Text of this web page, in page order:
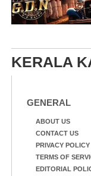
KERALA
GENERAL
ABOUT US
CONTACT US
PRIVACY POLICY
TERMS OF
EDITORIAL